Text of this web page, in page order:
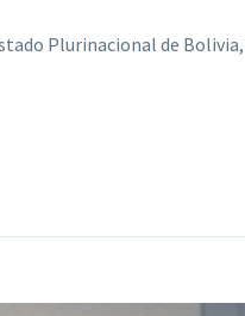
Plurinacional de Bolivia,